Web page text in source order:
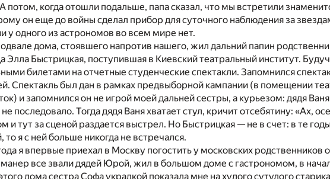
потом, когда отошли подальше, папа сказал, что мы встретили
он еще до войны сделал прибор для суточного наблюдения за
у одного из астрономов во всем мире нет.
дома, стоявшего напротив нашего, жил дальний папин
Элла Быстрицкая, поступившая в Киевский театральный институт.
билетами на отчетные студенческие спектакли. Запомнился
Спектакль был дан в рамках предвыборной кампании (в помещении
и запомнился он не игрой моей дальней сестры, а курьезом: дядя
последовало. Тогда дядя Ваня хватает стул, кричит отсебятину: «Ах,
и тут за сценой раздается выстрел. Но Быстрицкая — не в счет: в те
то я с ней больше никогда не встречался.
я впервые приехал в Москву погостить у московских родственников
манер все звали дядей Юрой, жил в большом доме с гастрономом, в
дома сестра Софа украдкой показала мне на худого сутулого